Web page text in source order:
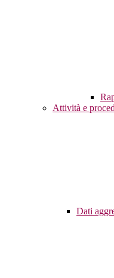
Attività e
Dati